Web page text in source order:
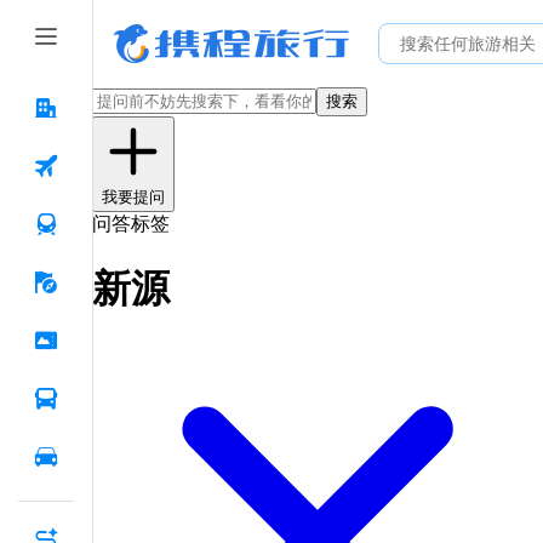
搜索
我要提问
问答标签
新源